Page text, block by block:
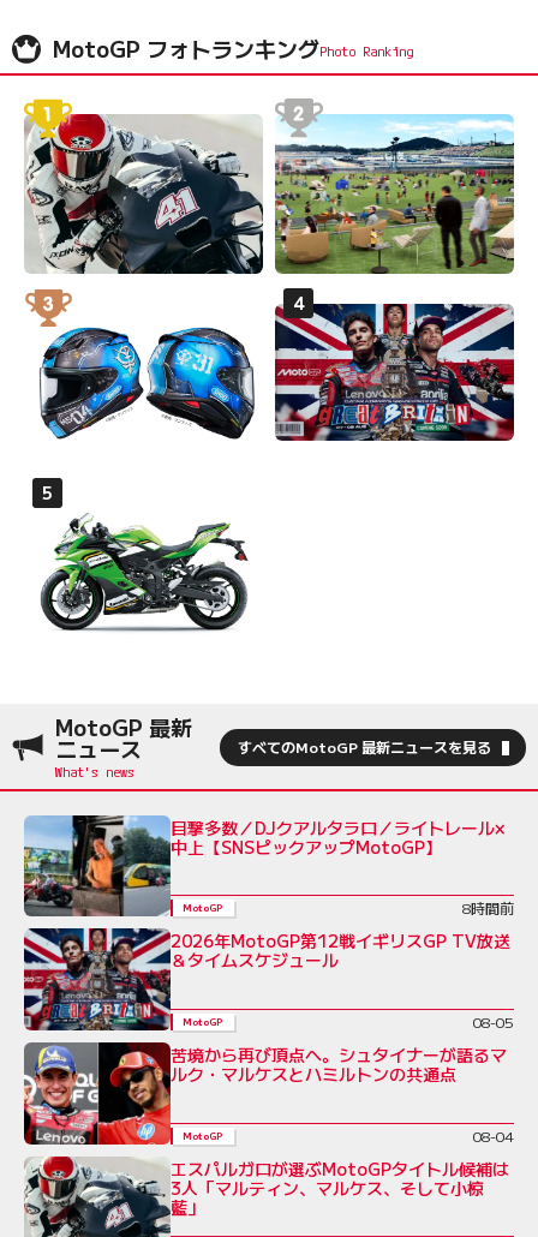
MotoGP フォトランキング
MotoGP 最新
ニュース すべてのMotoGP 最新ニュースを見る
目撃多数／DJクアルタラロ／ライトレール×
中上【SNSピックアップMotoGP】
MotoGP 8時間前
2026年MotoGP第12戦イギリスGP TV放送
＆タイムスケジュール
MotoGP 08-05
苦境から再び頂点へ。シュタイナーが語るマ
ルク・マルケスとハミルトンの共通点
MotoGP 08-04
エスパルガロが選ぶMotoGPタイトル候補は
3人「マルティン、マルケス、そして小椋
藍」